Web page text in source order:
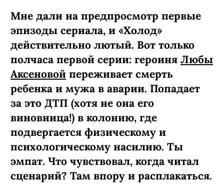
Мне дали на предпросмотр первые
эпизоды сериала, и «Холод»
действительно лютый. Вот только
полчаса первой серии: героиня Любы
Аксеновой переживает смерть
ребенка и мужа в аварии. Попадает
за это ДТП (хотя не она его
виновница!) в колонию, где
подвергается физическому и
психологическому насилию. Ты
эмпат. Что чувствовал, когда читал
сценарий? Там впору и расплакаться.